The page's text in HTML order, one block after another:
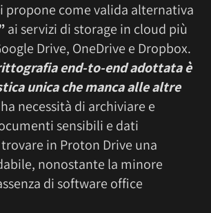
propone come valida alternativa
ai servizi di storage in cloud più
Drive, OneDrive e Dropbox.
end-to-end adottata è
unica che manca alle altre
necessità di archiviare e
sensibili e dati
in Proton Drive una
nonostante la minore
di software office